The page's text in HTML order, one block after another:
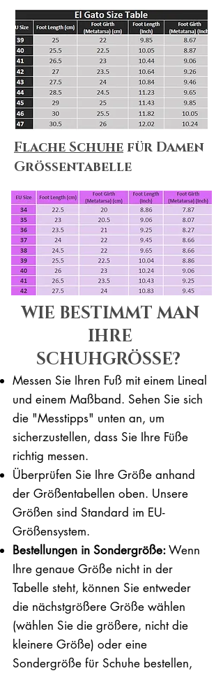
Flache Schuhe für Damen
Größentabelle
WIE BESTIMMT MAN
IHRE
SCHUHGRÖSSE?
Messen Sie Ihren Fuß mit einem Lineal
und einem Maßband. Sehen Sie sich
die "Messtipps" unten an, um
sicherzustellen, dass Sie Ihre Füße
richtig messen. ​​
Überprüfen Sie Ihre Größe anhand
der Größentabellen oben. Unsere
Größen sind Standard im EU-
Größensystem.
Bestellungen in Sondergröße:Wenn
Ihre genaue Größe nicht in der
Tabelle steht, können Sie entweder
die nächstgrößere Größe wählen
(wählen Sie die größere, nicht die
kleinere Größe) oder eine
Sondergröße für Schuhe bestellen,